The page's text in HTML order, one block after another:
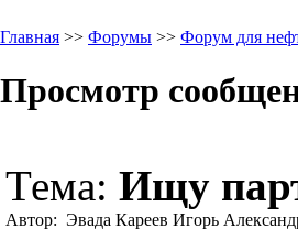
Главная >> Форумы >> Форум для
Просмотр
Тема: Ищу
Автор: Эвада Кареев Игорь